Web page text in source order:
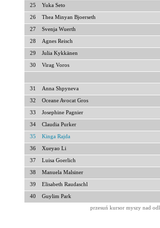
25 Yuka Seto
26 Thea Minyan Bjoerseth
27 Svenja Wuerth
28 Agnes Reisch
29 Julia Kykkänen
30 Virag Voros
31 Anna Shpyneva
32 Oceane Avocat Gros
33 Josephine Pagnier
34 Claudia Purker
35 Kinga Rajda
36 Xueyao Li
37 Luisa Goerlich
38 Manuela Malsiner
39 Elisabeth Raudaschl
40 Guylim Park
przesuń kursor myszy nad